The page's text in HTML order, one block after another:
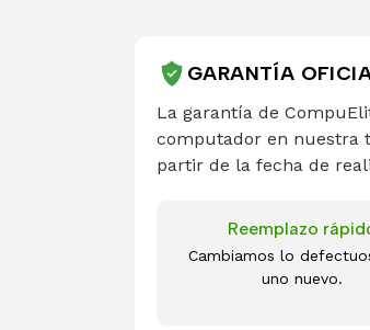
GARANTÍA
La garantía de
computador en nuestra
partir de la fecha de
Reemplazo
Cambiamos lo
uno nuevo.